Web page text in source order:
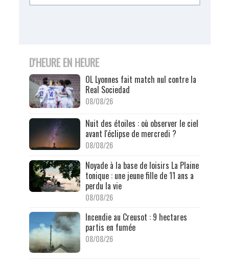
D'HEURE EN HEURE
OL Lyonnes fait match nul contre la
Real Sociedad
08/08/26
Nuit des étoiles : où observer le ciel
avant l'éclipse de mercredi ?
08/08/26
Noyade à la base de loisirs La Plaine
tonique : une jeune fille de 11 ans a
perdu la vie
08/08/26
Incendie au Creusot : 9 hectares
partis en fumée
08/08/26